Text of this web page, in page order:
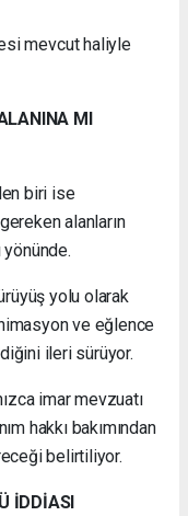
mevcut haliyle
MI
biri ise
alanların
yolu olarak
ve eğlence
ileri sürüyor.
imar mevzuatı
hakkı bakımından
belirtiliyor.
İDDİASI